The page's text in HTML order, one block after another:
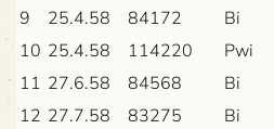
9
25.4.58 84172 Bi
10 25.4.58 114220 Pwi
11 27.6.58 84568 Bi
12 27.7.58 83275 Bi